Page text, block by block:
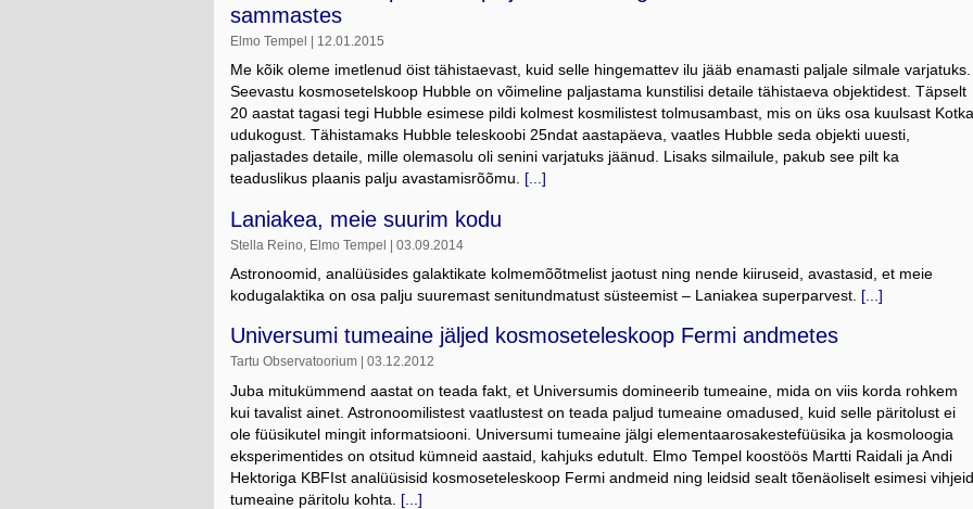
sammastes
Elmo Tempel | 12.01.2015
Me kõik oleme imetlenud öist tähistaevast, kuid selle hingemattev ilu jääb enamasti paljale silmale varjatuks.
Seevastu kosmosetelskoop Hubble on võimeline paljastama kunstilisi detaile tähistaeva objektidest. Täpselt
20 aastat tagasi tegi Hubble esimese pildi kolmest kosmilistest tolmusambast, mis on üks osa kuulsast Kotka
udukogust. Tähistamaks Hubble teleskoobi 25ndat aastapäeva, vaatles Hubble seda objekti uuesti,
paljastades detaile, mille olemasolu oli senini varjatuks jäänud. Lisaks silmailule, pakub see pilt ka
teaduslikus plaanis palju avastamisrõõmu. [...]
Laniakea, meie suurim kodu
Stella Reino, Elmo Tempel | 03.09.2014
Astronoomid, analüüsides galaktikate kolmemõõtmelist jaotust ning nende kiiruseid, avastasid, et meie
kodugalaktika on osa palju suuremast senitundmatust süsteemist – Laniakea superparvest. [...]
Universumi tumeaine jäljed kosmoseteleskoop Fermi andmetes
Tartu Observatoorium | 03.12.2012
Juba mitukümmend aastat on teada fakt, et Universumis domineerib tumeaine, mida on viis korda rohkem
kui tavalist ainet. Astronoomilistest vaatlustest on teada paljud tumeaine omadused, kuid selle päritolust ei
ole füüsikutel mingit informatsiooni. Universumi tumeaine jälgi elementaarosakestefüüsika ja kosmoloogia
eksperimentides on otsitud kümneid aastaid, kahjuks edutult. Elmo Tempel koostöös Martti Raidali ja Andi
Hektoriga KBFIst analüüsisid kosmoseteleskoop Fermi andmeid ning leidsid sealt tõenäoliselt esimesi vihjeid
tumeaine päritolu kohta. [...]